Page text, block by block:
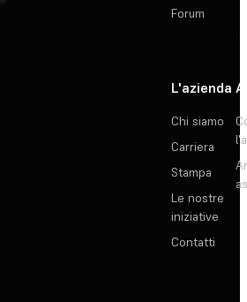
Forum
L'azienda
Chi siamo
Carriera
Stampa
Le nostre
iniziative
Contatti